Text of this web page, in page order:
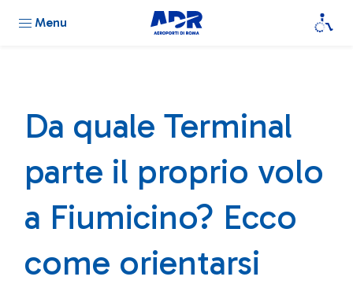
Menu
Da quale Terminal
parte il proprio volo
a Fiumicino? Ecco
come orientarsi